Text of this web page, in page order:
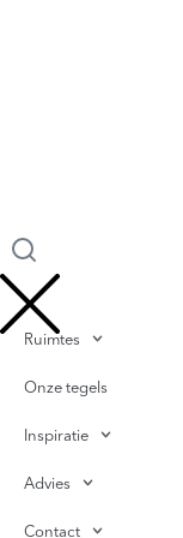
Ruimtes
Onze tegels
Inspiratie
Advies
Contact